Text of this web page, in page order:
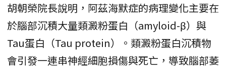
胡朝榮院長說明，阿茲海默症的病理變化主要在
於腦部沉積大量類澱粉蛋白（amyloid-β）與
Tau蛋白（Tau protein）。類澱粉蛋白沉積物
會引發一連串神經細胞損傷與死亡，導致腦部萎